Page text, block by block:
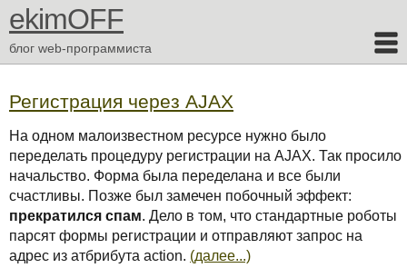
ekimOFF
блог web-программиста
Регистрация через AJAX
На одном малоизвестном ресурсе нужно было
переделать процедуру регистрации на AJAX. Так просило
начальство. Форма была переделана и все были
счастливы. Позже был замечен побочный эффект:
прекратился спам. Дело в том, что стандартные роботы
парсят формы регистрации и отправляют запрос на
адрес из атбрибута action. (далее...)